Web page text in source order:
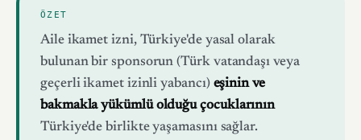
ÖZET
Aile ikamet izni, Türkiye'de yasal olarak
bulunan bir sponsorun (Türk vatandaşı veya
geçerli ikamet izinli yabancı) eşinin ve
bakmakla yükümlü olduğu çocuklarının
Türkiye'de birlikte yaşamasını sağlar.